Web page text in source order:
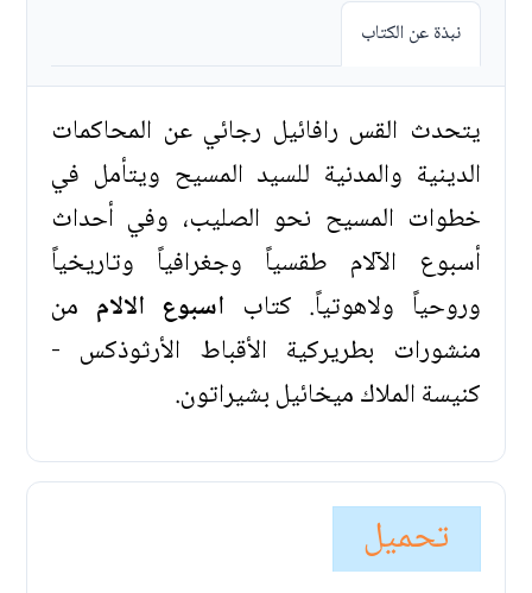
نبذة عن الكتاب
يتحدث القس رافائيل رجائي عن المحاكمات
الدينية والمدنية للسيد المسيح ويتأمل في
خطوات المسيح نحو الصليب، وفي أحداث
أسبوع الآلام طقسياً وجغرافياً وتاريخياً
وروحياً ولاهوتياً. كتاب اسبوع الالام من
منشورات بطريركية الأقباط الأرثوذكس -
كنيسة الملاك ميخائيل بشيراتون.
تحميل